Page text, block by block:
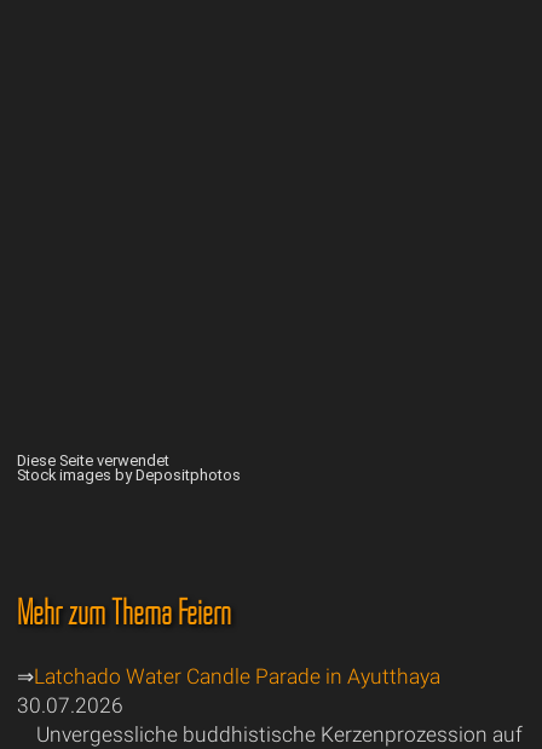
Diese Seite verwendet
Stock images by Depositphotos
Mehr zum Thema Feiern
⇒Latchado Water Candle Parade in Ayutthaya
30.07.2026
Unvergessliche buddhistische Kerzenprozession auf